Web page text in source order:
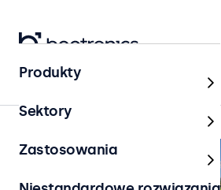
Strona główna
Produkty
Sektory
Zastosowania